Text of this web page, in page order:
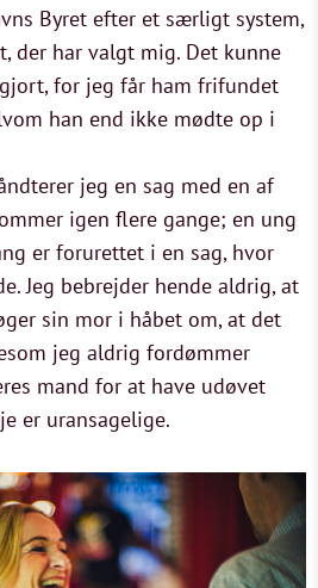
Byret efter et særligt system,
der har valgt mig. Det kunne
for jeg får ham frifundet
han end ikke mødte op i
jeg en sag med en af
igen flere gange; en ung
er forurettet i en sag, hvor
Jeg bebrejder hende aldrig, at
sin mor i håbet om, at det
jeg aldrig fordømmer
mand for at have udøvet
er uransagelige.